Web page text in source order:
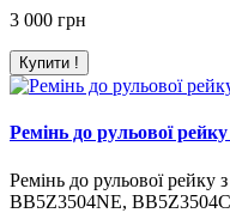
3 000 грн
Купити !
Ремінь до рульової
Ремінь до рульової
BB5Z3504NE,